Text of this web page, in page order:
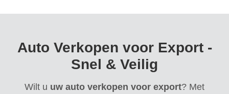
Auto Verkopen voor Export -
Snel & Veilig
Wilt u uw auto verkopen voor export? Met